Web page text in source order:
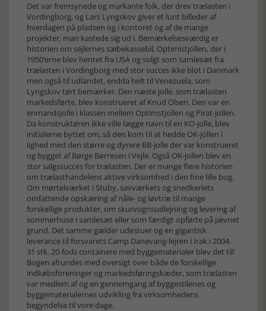
Det var fremsynede og markante folk, der drev trælasten i
Vordingborg, og Lars Lyngskov giver et lunt billeder af
hverdagen på pladsen og i kontoret og af de mange
projekter, man kastede sig ud i. Bemærkelsesværdig er
historien om sejlernes sæbekassebil, Optimistjollen, der i
1950’erne blev hentet fra USA og solgt som samlesæt fra
trælasten i Vordingborg med stor succes ikke blot i Danmark
men også til udlandet, endda helt til Venezuela, som
Lyngskov tørt bemærker. Den næste jolle, som trælasten
markedsførte, blev konstrueret af Knud Olsen. Den var en
enmandsjolle i klassen mellem Optimstjollen og Pirat-jollen.
Da konstruktøren ikke ville lægge navn til en KO-jolle, blev
initialerne byttet om, så den kom til at hedde OK-jollen i
lighed med den større og dyrere BB-jolle der var konstrueret
og bygget af Børge Børresen i Vejle. Også OK-jollen blev en
stor salgssucces for trælasten. Der er mange flere historien
om trælasthandelens aktive virksomhed i den fine lille bog.
Om mørtelværket i Stuby, savværkets og snedkeriets
omfattende opskæring af nåle- og løvtræ til mange
forskellige produkter, om skurvognsudlejning og levering af
sommerhuse i samlesæt eller som færdigt opførte på jævnet
grund. Det samme gælder udestuer og en gigantisk
leverance til forsvarets Camp Danevang-lejren i Irak i 2004.
31 stk. 20-fods containere med byggematerialer blev det til!
Bogen afrundes med oversigt over både de forskellige
indkøbsforeninger og markedsføringskæder, som trælasten
var medlem af og en gennemgang af byggestilenes og
byggematerialernes udvikling fra virksomhedens
begyndelse til vore dage.